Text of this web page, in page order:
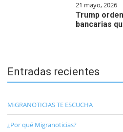
21 mayo, 2026
Trump
bancarias
Entradas recientes
MiGRANOTICIAS TE ESCUCHA
¿Por qué Migranoticias?